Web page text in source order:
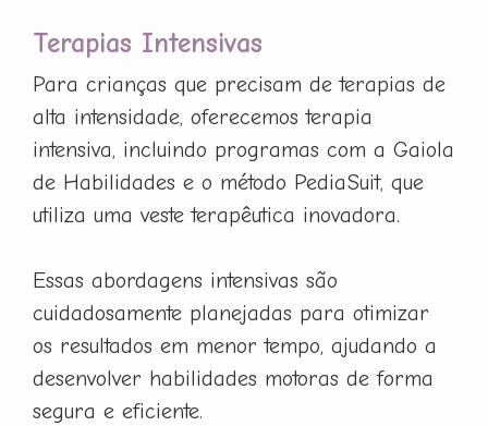
Terapias Intensivas
Para crianças que precisam de terapias de
alta intensidade, oferecemos terapia
intensiva, incluindo programas com a Gaiola
de Habilidades e o método PediaSuit, que
utiliza uma veste terapêutica inovadora.
Essas abordagens intensivas são
cuidadosamente planejadas para otimizar
os resultados em menor tempo, ajudando a
desenvolver habilidades motoras de forma
segura e eficiente.